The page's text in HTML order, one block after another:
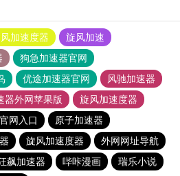
加速度器
旋风加速
狗急加速器官网
优途加速器官网
风驰加速器
器外网苹果版
旋风加速度器
网入口
原子加速器
旋风加速度器
外网网址导航
飙加速器 哔咔漫画
瑞乐小说